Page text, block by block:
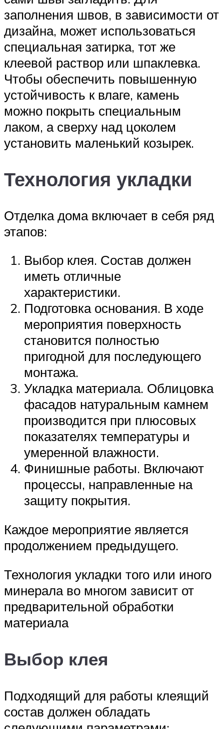
заполнения швов, в зависимости от
дизайна, может использоваться
специальная затирка, тот же
клеевой раствор или шпаклевка.
Чтобы обеспечить повышенную
устойчивость к влаге, камень
можно покрыть специальным
лаком, а сверху над цоколем
установить маленький козырек.
Технология укладки
Отделка дома включает в себя ряд
этапов:
Выбор клея. Состав должен
иметь отличные
характеристики.
Подготовка основания. В ходе
мероприятия поверхность
становится полностью
пригодной для последующего
монтажа.
Укладка материала. Облицовка
фасадов натуральным камнем
производится при плюсовых
показателях температуры и
умеренной влажности.
Финишные работы. Включают
процессы, направленные на
защиту покрытия.
Каждое мероприятие является
продолжением предыдущего.
Технология укладки того или иного
минерала во многом зависит от
предварительной обработки
материала
Выбор клея
Подходящий для работы клеящий
состав должен обладать